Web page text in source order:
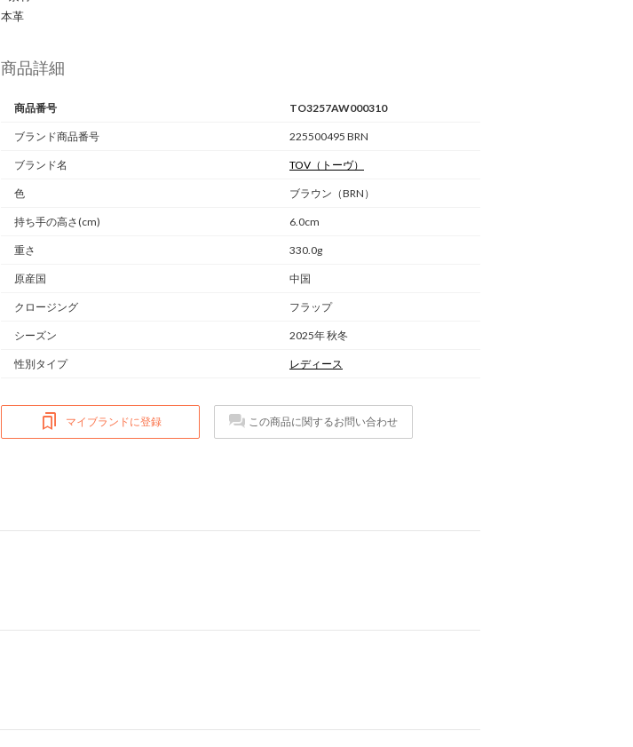
本革
商品詳細
商品番号 TO3257AW000310
ブランド商品番号 225500495 BRN
ブランド名 TOV （トーヴ）
色 ブラウン（BRN）
持ち手の高さ(cm) 6.0cm
重さ 330.0g
原産国 中国
クロージング フラップ
シーズン 2025年 秋冬
性別タイプ レディース
マイブランドに登録 この商品に関するお問い合わせ